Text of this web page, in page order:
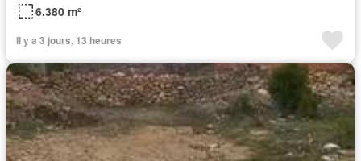
6.380 m²
Il y a 3 jours, 13 heures